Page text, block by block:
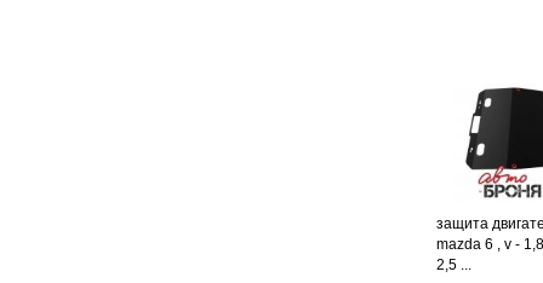
защита
mazda 6 , v -
2,5 ...